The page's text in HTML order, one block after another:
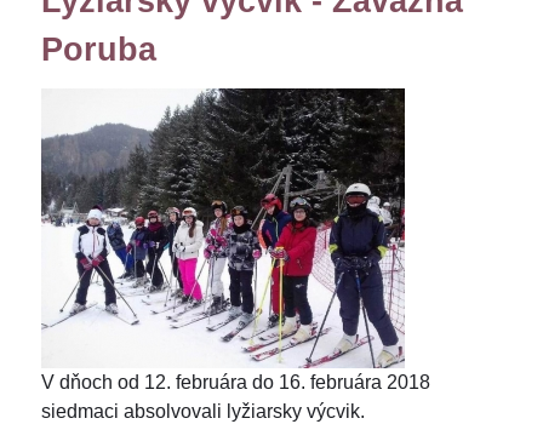
Poruba
V dňoch od 12. februára do 16. februára 2018
siedmaci absolvovali lyžiarsky výcvik.